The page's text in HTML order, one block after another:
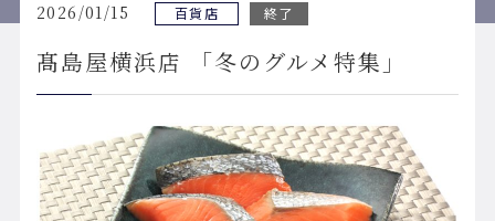
2026/01/15 百貨店 終了
髙島屋横浜店 「冬のグルメ特集」